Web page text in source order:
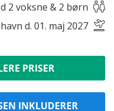
2 voksne & 2 børn
d. 01. maj 2027
PRISER
INKLUDERER